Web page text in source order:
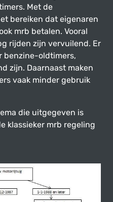
Met de
bereiken dat eigenaren
mrb betalen. Vooral
rijden zijn vervuilend. Er
benzine-oldtimers,
zijn. Daarnaast maken
vaak minder gebruik
die uitgegeven is
klassieker mrb regeling